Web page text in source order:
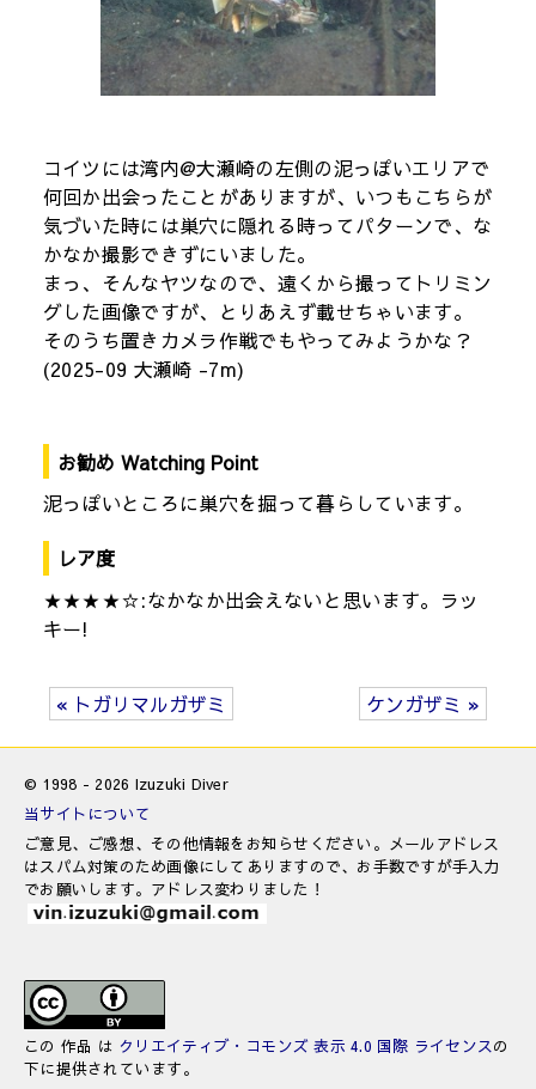
コイツには湾内@大瀬崎の左側の泥っぽいエリアで
何回か出会ったことがありますが、いつもこちらが
気づいた時には巣穴に隠れる時ってパターンで、な
かなか撮影できずにいました。
まっ、そんなヤツなので、遠くから撮ってトリミン
グした画像ですが、とりあえず載せちゃいます。
そのうち置きカメラ作戦でもやってみようかな？
(2025-09 大瀬崎 -7m)
お勧め Watching Point
泥っぽいところに巣穴を掘って暮らしています。
レア度
★★★★☆:なかなか出会えないと思います。ラッ
キー!
« トガリマルガザミ ケンガザミ »
© 1998 - 2026 Izuzuki Diver
当サイトについて
ご意見、ご感想、その他情報をお知らせください。メールアドレス
はスパム対策のため画像にしてありますので、お手数ですが手入力
でお願いします。アドレス変わりました！
この 作品 は クリエイティブ・コモンズ 表示 4.0 国際 ライセンスの
下に提供されています。